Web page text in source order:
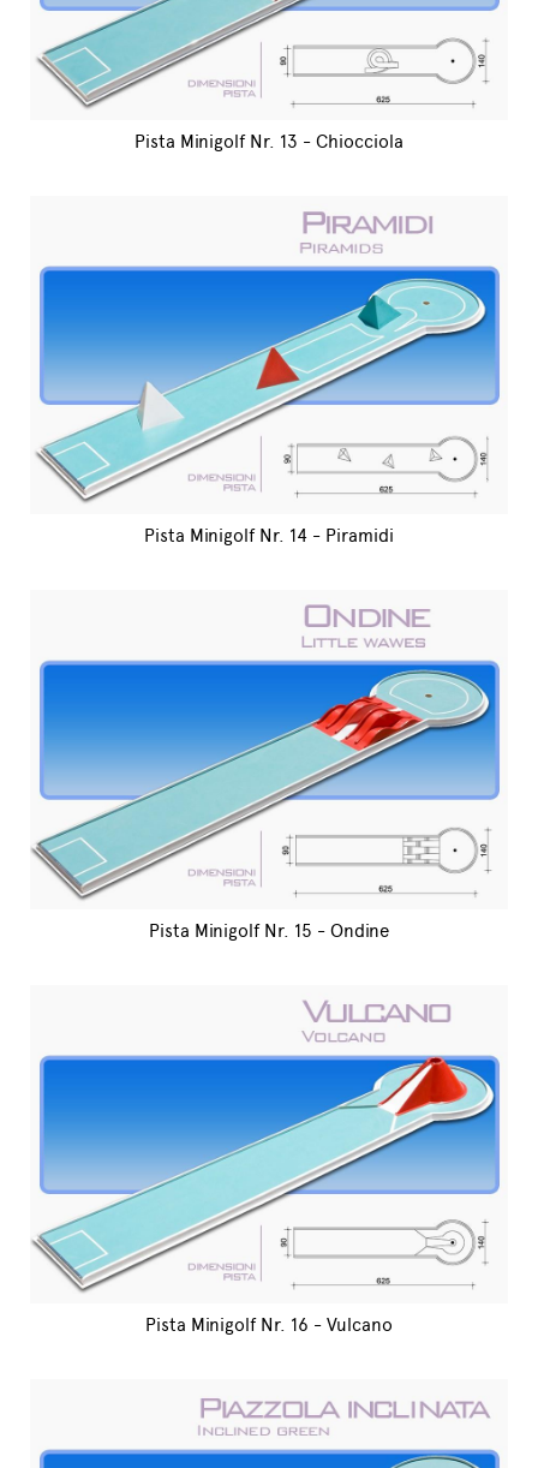
Pista Minigolf Nr. 13 - Chiocciola
Pista Minigolf Nr. 14 - Piramidi
Pista Minigolf Nr. 15 - Ondine
Pista Minigolf Nr. 16 - Vulcano